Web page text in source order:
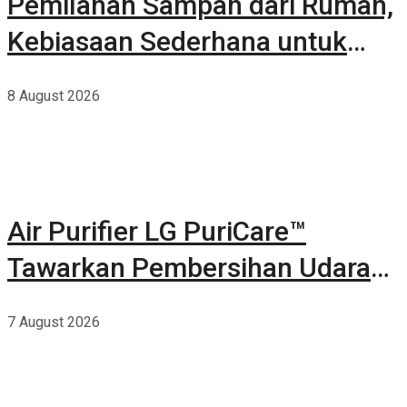
Kebiasaan Sederhana untuk
8 August 2026
Air Purifier LG PuriCare™
Tawarkan Pembersihan Udara
7 August 2026